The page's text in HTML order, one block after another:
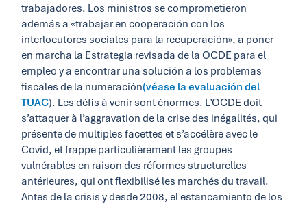
trabajadores. Los ministros se comprometieron
además a «trabajar en cooperación con los
interlocutores sociales para la recuperación», a poner
en marcha la Estrategia revisada de la OCDE para el
empleo y a encontrar una solución a los problemas
fiscales de la numeración(véase la evaluación del
TUAC). Les défis à venir sont énormes. L’OCDE doit
s’attaquer à l’aggravation de la crise des inégalités, qui
présente de multiples facettes et s’accélère avec le
Covid, et frappe particulièrement les groupes
vulnérables en raison des réformes structurelles
antérieures, qui ont flexibilisé les marchés du travail.
Antes de la crisis y desde 2008, el estancamiento de los